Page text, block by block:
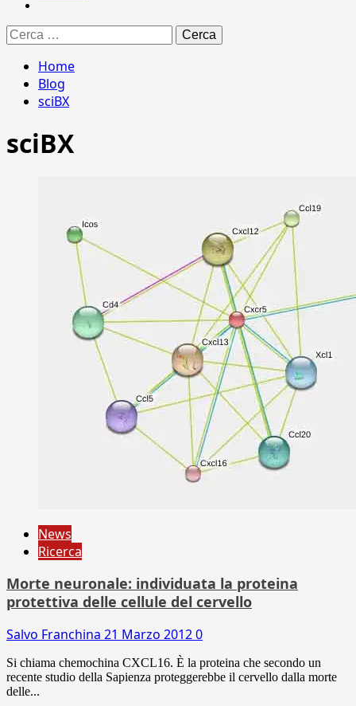
Ricerca
per:
Home
Blog
sciBX
sciBX
News
Ricerca
Morte neuronale: individuata la proteina
protettiva delle cellule del cervello
Salvo Franchina 21 Marzo 20120
Si chiama chemochina CXCL16. È la proteina che secondo un
recente studio della Sapienza proteggerebbe il cervello dalla morte
delle...